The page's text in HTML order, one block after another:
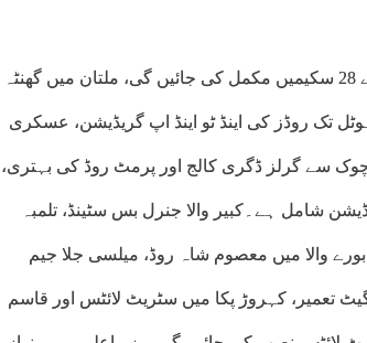
ملتان ڈویژن کے چار اضلاع میں 3 ارب روپے سے 28 سکیمیں مکمل کی جائیں گی، ملتان میں گھنٹہ
اڈہ سے عزیز ہوٹل تک روڈز کی اینڈ ٹو اینڈ اپ گریڈیشن، عسکری
چوک سے گرلز ڈگری کالج اور پرمٹ روڈ کی بہتری،
شامل ہے۔کبیر والا جنرل بس سٹینڈ، تلمبہ
والا میں معصوم شاہ روڈ، میلسی جلا جیم
تعمیر، کہروڑ پکا میں سٹریٹ لائٹس اور قاسم